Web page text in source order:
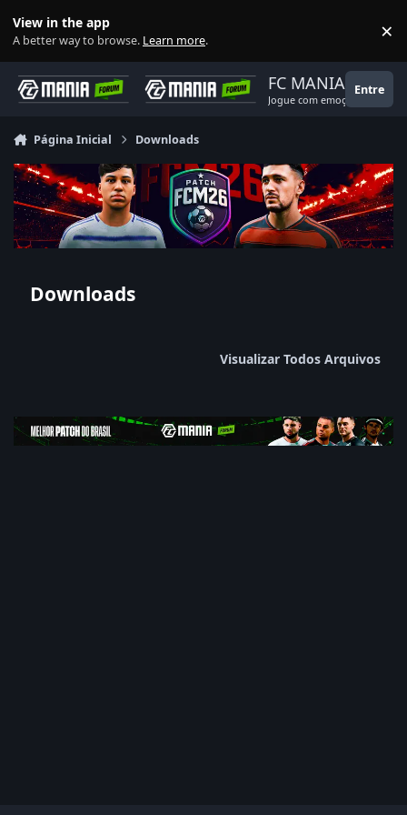
View in the app
A better way to browse. Learn more. ×
FC MANIA
Jogue com emoção!
Entre
Página Inicial Downloads
Downloads
Visualizar Todos Arquivos